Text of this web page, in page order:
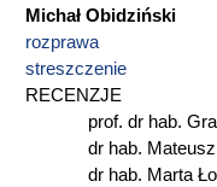
Michał Obidziński
rozprawa
streszczenie
RECENZJE
prof. dr hab.
dr hab. Mateusz
dr hab. Marta